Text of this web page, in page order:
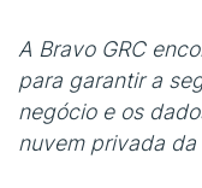
A Bravo GRC
para garantir a
negócio e os
nuvem privada da